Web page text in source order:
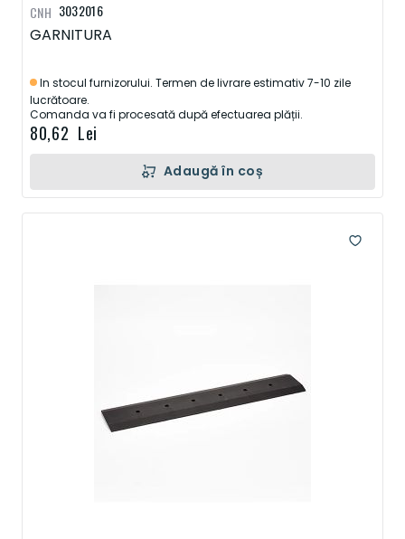
3032016
GARNITURA
In stocul furnizorului. Termen de livrare estimativ 7-10 zile
lucrătoare.
Comanda va fi procesată după efectuarea plății.
80,62 Lei
CNH
Adaugă în coș